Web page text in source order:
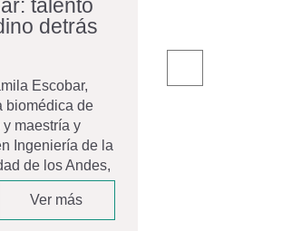
talento
detrás
Escobar,
biomédica de
maestría y
Ingeniería de la
de los Andes,
Ver más
la Universidad